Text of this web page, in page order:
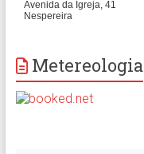
Metereologia